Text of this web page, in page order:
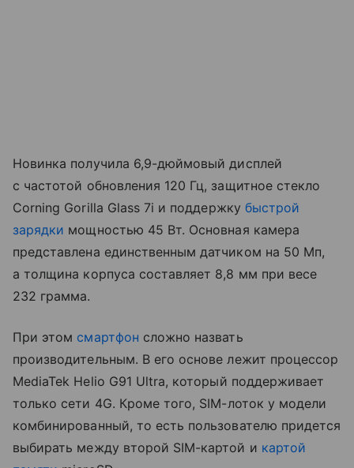
Новинка получила 6,9-дюймовый дисплей
с частотой обновления 120 Гц, защитное стекло
Corning Gorilla Glass 7i и поддержку быстрой
зарядки мощностью 45 Вт. Основная камера
представлена единственным датчиком на 50 Мп,
а толщина корпуса составляет 8,8 мм при весе
232 грамма.
При этом смартфон сложно назвать
производительным. В его основе лежит процессор
MediaTek Helio G91 Ultra, который поддерживает
только сети 4G. Кроме того, SIM-лоток у модели
комбинированный, то есть пользователю придется
выбирать между второй SIM-картой и картой